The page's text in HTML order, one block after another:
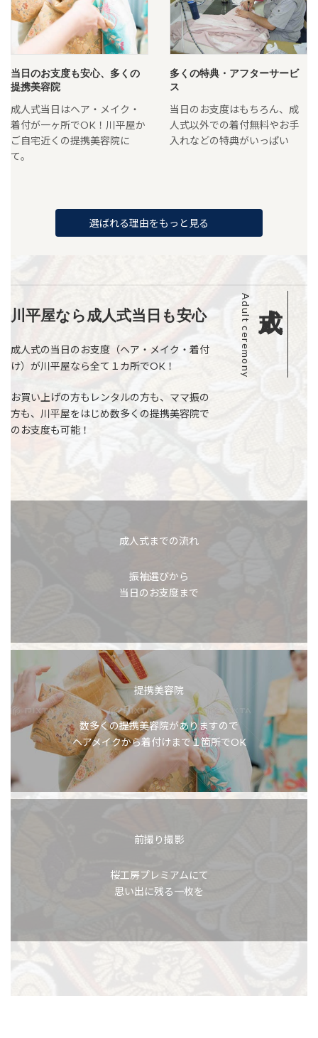
当日のお支度も安心、多くの
提携美容院
成人式当日はヘア・メイク・
着付が一ヶ所でOK！川平屋か
ご自宅近くの提携美容院に
て。
多くの特典・アフターサービ
ス
当日のお支度はもちろん、成
人式以外での着付無料やお手
入れなどの特典がいっぱい
選ばれる理由をもっと見る
Adult ceremony
川平屋なら成人式当日も安心
成人式の当日のお支度（ヘア・メイク・着付
け）が川平屋なら全て１カ所でOK！
お買い上げの方もレンタルの方も、ママ振の
方も、川平屋をはじめ数多くの提携美容院で
のお支度も可能！
成人式までの流れ
振袖選びから
当日のお支度まで
提携美容院
数多くの提携美容院がありますので
ヘアメイクから着付けまで１箇所でOK
前撮り撮影
桜工房プレミアムにて
思い出に残る一枚を